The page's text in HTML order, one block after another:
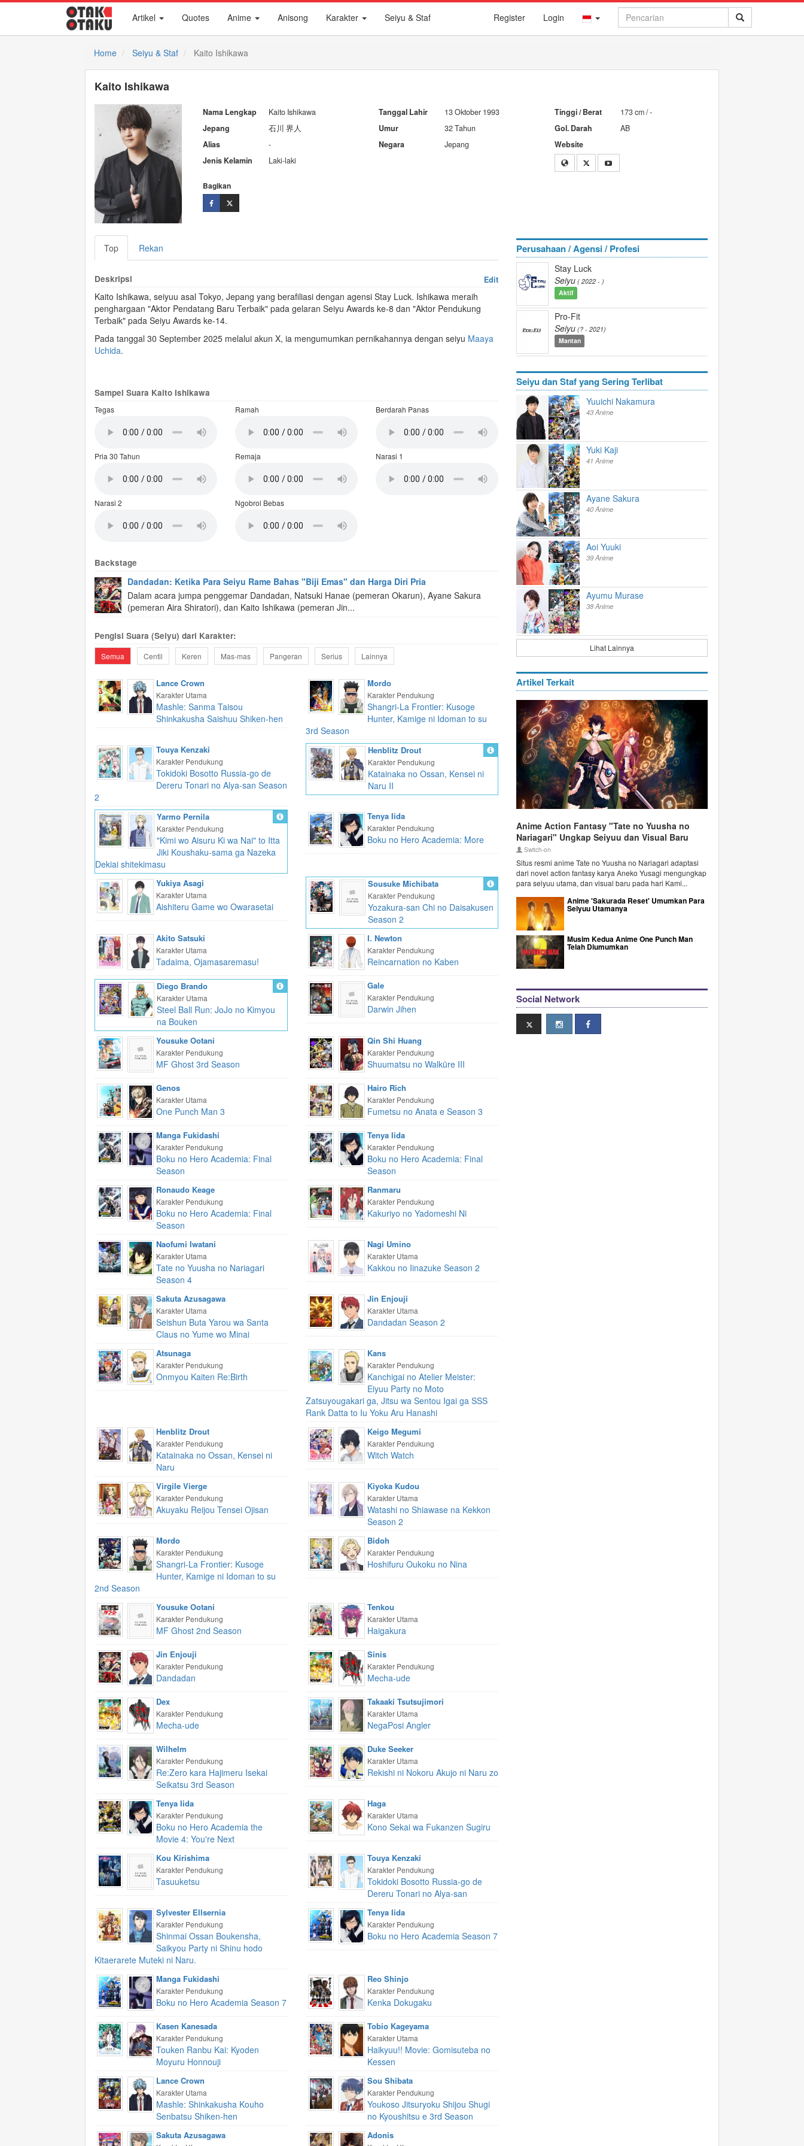
Register Login
Artikel Quotes Anime Anisong Karakter Seiyu & Staf
Home Seiyu & Staf Kaito Ishikawa
Kaito Ishikawa
Nama Lengkap
Kaito Ishikawa
Jepang
石川 界人
Alias
-
Jenis Kelamin
Laki-laki
Tanggal Lahir
13 Oktober 1993
Umur
32 Tahun
Negara
Jepang
Tinggi / Berat
173 cm / -
Gol. Darah
AB
Website
Bagikan
Top Rekan
Deskripsi Edit
Kaito Ishikawa, seiyuu asal Tokyo, Jepang yang berafiliasi dengan agensi Stay Luck. Ishikawa meraih
penghargaan "Aktor Pendatang Baru Terbaik" pada gelaran Seiyu Awards ke-8 dan "Aktor Pendukung
Terbaik" pada Seiyu Awards ke-14.
Pada tanggal 30 September 2025 melalui akun X, ia mengumumkan pernikahannya dengan seiyu Maaya
Uchida.
Sampel Suara Kaito Ishikawa
Tegas Ramah Berdarah Panas
Pria 30 Tahun Remaja Narasi 1
Narasi 2 Ngobrol Bebas
Backstage
Dandadan: Ketika Para Seiyu Rame Bahas "Biji Emas" dan Harga Diri Pria
Dalam acara jumpa penggemar Dandadan, Natsuki Hanae (pemeran Okarun), Ayane Sakura
(pemeran Aira Shiratori), dan Kaito Ishikawa (pemeran Jin...
Pengisi Suara (Seiyu) dari Karakter:
Semua Centil Keren Mas-mas Pangeran Serius Lainnya
Lance Crown
Karakter Utama
Mashle: Sanma Taisou
Shinkakusha Saishuu Shiken-hen
Mordo
Karakter Pendukung
Shangri-La Frontier: Kusoge
Hunter, Kamige ni Idoman to su
3rd Season
Touya Kenzaki
Karakter Pendukung
Tokidoki Bosotto Russia-go de
Dereru Tonari no Alya-san Season
2
Henblitz Drout
Karakter Pendukung
Katainaka no Ossan, Kensei ni
Naru II
Yarmo Pernila
Karakter Pendukung
"Kimi wo Aisuru Ki wa Nai" to Itta
Jiki Koushaku-sama ga Nazeka
Dekiai shitekimasu
Tenya Iida
Karakter Pendukung
Boku no Hero Academia: More
Yukiya Asagi
Karakter Utama
Aishiteru Game wo Owarasetai
Sousuke Michibata
Karakter Pendukung
Yozakura-san Chi no Daisakusen
Season 2
Akito Satsuki
Karakter Utama
Tadaima, Ojamasaremasu!
I. Newton
Karakter Pendukung
Reincarnation no Kaben
Diego Brando
Karakter Utama
Steel Ball Run: JoJo no Kimyou
na Bouken
Gale
Karakter Pendukung
Darwin Jihen
Yousuke Ootani
Karakter Pendukung
MF Ghost 3rd Season
Qin Shi Huang
Karakter Pendukung
Shuumatsu no Walküre III
Genos
Karakter Utama
One Punch Man 3
Hairo Rich
Karakter Pendukung
Fumetsu no Anata e Season 3
Manga Fukidashi
Karakter Pendukung
Boku no Hero Academia: Final
Season
Tenya Iida
Karakter Pendukung
Boku no Hero Academia: Final
Season
Ronaudo Keage
Karakter Pendukung
Boku no Hero Academia: Final
Season
Ranmaru
Karakter Pendukung
Kakuriyo no Yadomeshi Ni
Naofumi Iwatani
Karakter Utama
Tate no Yuusha no Nariagari
Season 4
Nagi Umino
Karakter Utama
Kakkou no Iinazuke Season 2
Sakuta Azusagawa
Karakter Utama
Seishun Buta Yarou wa Santa
Claus no Yume wo Minai
Jin Enjouji
Karakter Utama
Dandadan Season 2
Atsunaga
Karakter Pendukung
Onmyou Kaiten Re:Birth
Kans
Karakter Pendukung
Kanchigai no Atelier Meister:
Eiyuu Party no Moto
Zatsuyougakari ga, Jitsu wa Sentou Igai ga SSS
Rank Datta to Iu Yoku Aru Hanashi
Henblitz Drout
Karakter Pendukung
Katainaka no Ossan, Kensei ni
Naru
Keigo Megumi
Karakter Pendukung
Witch Watch
Virgile Vierge
Karakter Pendukung
Akuyaku Reijou Tensei Ojisan
Kiyoka Kudou
Karakter Utama
Watashi no Shiawase na Kekkon
Season 2
Mordo
Karakter Pendukung
Shangri-La Frontier: Kusoge
Hunter, Kamige ni Idoman to su
2nd Season
Bidoh
Karakter Pendukung
Hoshifuru Oukoku no Nina
Yousuke Ootani
Karakter Pendukung
MF Ghost 2nd Season
Tenkou
Karakter Utama
Haigakura
Jin Enjouji
Karakter Pendukung
Dandadan
Sinis
Karakter Pendukung
Mecha-ude
Dex
Karakter Pendukung
Mecha-ude
Takaaki Tsutsujimori
Karakter Utama
NegaPosi Angler
Wilhelm
Karakter Pendukung
Re:Zero kara Hajimeru Isekai
Seikatsu 3rd Season
Duke Seeker
Karakter Utama
Rekishi ni Nokoru Akujo ni Naru zo
Tenya Iida
Karakter Pendukung
Boku no Hero Academia the
Movie 4: You're Next
Haga
Karakter Utama
Kono Sekai wa Fukanzen Sugiru
Kou Kirishima
Karakter Pendukung
Tasuuketsu
Touya Kenzaki
Karakter Pendukung
Tokidoki Bosotto Russia-go de
Dereru Tonari no Alya-san
Sylvester Ellsernia
Karakter Pendukung
Shinmai Ossan Boukensha,
Saikyou Party ni Shinu hodo
Kitaerarete Muteki ni Naru.
Tenya Iida
Karakter Pendukung
Boku no Hero Academia Season 7
Manga Fukidashi
Karakter Pendukung
Boku no Hero Academia Season 7
Reo Shinjo
Karakter Pendukung
Kenka Dokugaku
Kasen Kanesada
Karakter Pendukung
Touken Ranbu Kai: Kyoden
Moyuru Honnouji
Tobio Kageyama
Karakter Utama
Haikyuu!! Movie: Gomisuteba no
Kessen
Lance Crown
Karakter Utama
Mashle: Shinkakusha Kouho
Senbatsu Shiken-hen
Sou Shibata
Karakter Pendukung
Youkoso Jitsuryoku Shijou Shugi
no Kyoushitsu e 3rd Season
Sakuta Azusagawa Adonis
Perusahaan / Agensi / Profesi
Stay Luck
Seiyu ( 2022 - )
Aktif
Pro-Fit
Seiyu (? - 2021)
Mantan
Seiyu dan Staf yang Sering Terlibat
Yuuichi Nakamura
43 Anime
Yuki Kaji
41 Anime
Ayane Sakura
40 Anime
Aoi Yuuki
39 Anime
Ayumu Murase
38 Anime
Lihat Lainnya
Artikel Terkait
Anime Action Fantasy "Tate no Yuusha no
Nariagari" Ungkap Seiyuu dan Visual Baru
Switch-on
Situs resmi anime Tate no Yuusha no Nariagari adaptasi
dari novel action fantasy karya Aneko Yusagi mengungkap
para seiyuu utama, dan visual baru pada hari Kami...
Anime 'Sakurada Reset' Umumkan Para
Seiyuu Utamanya
Musim Kedua Anime One Punch Man
Telah Diumumkan
Social Network